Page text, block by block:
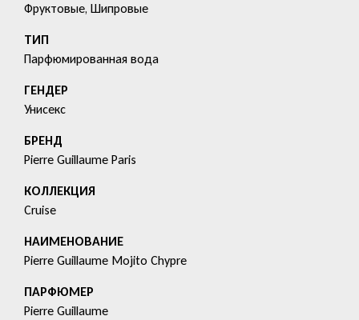
Фруктовые, Шипровые
ТИП
Парфюмированная вода
ГЕНДЕР
Унисекс
БРЕНД
Pierre Guillaume Paris
КОЛЛЕКЦИЯ
Cruise
HАИМЕНОВАНИЕ
Pierre Guillaume Mojito Chypre
ПАРФЮМЕР
Pierre Guillaume